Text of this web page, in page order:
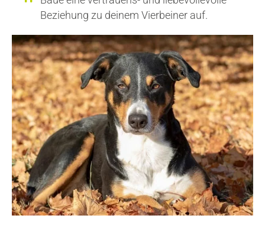
Beziehung zu deinem Vierbeiner auf.